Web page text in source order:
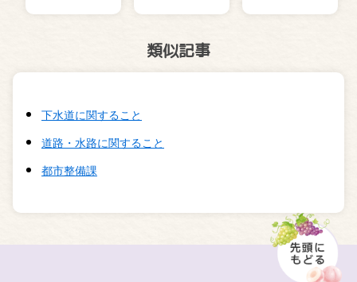
類似記事
下水道に関すること
道路・水路に関すること
都市整備課